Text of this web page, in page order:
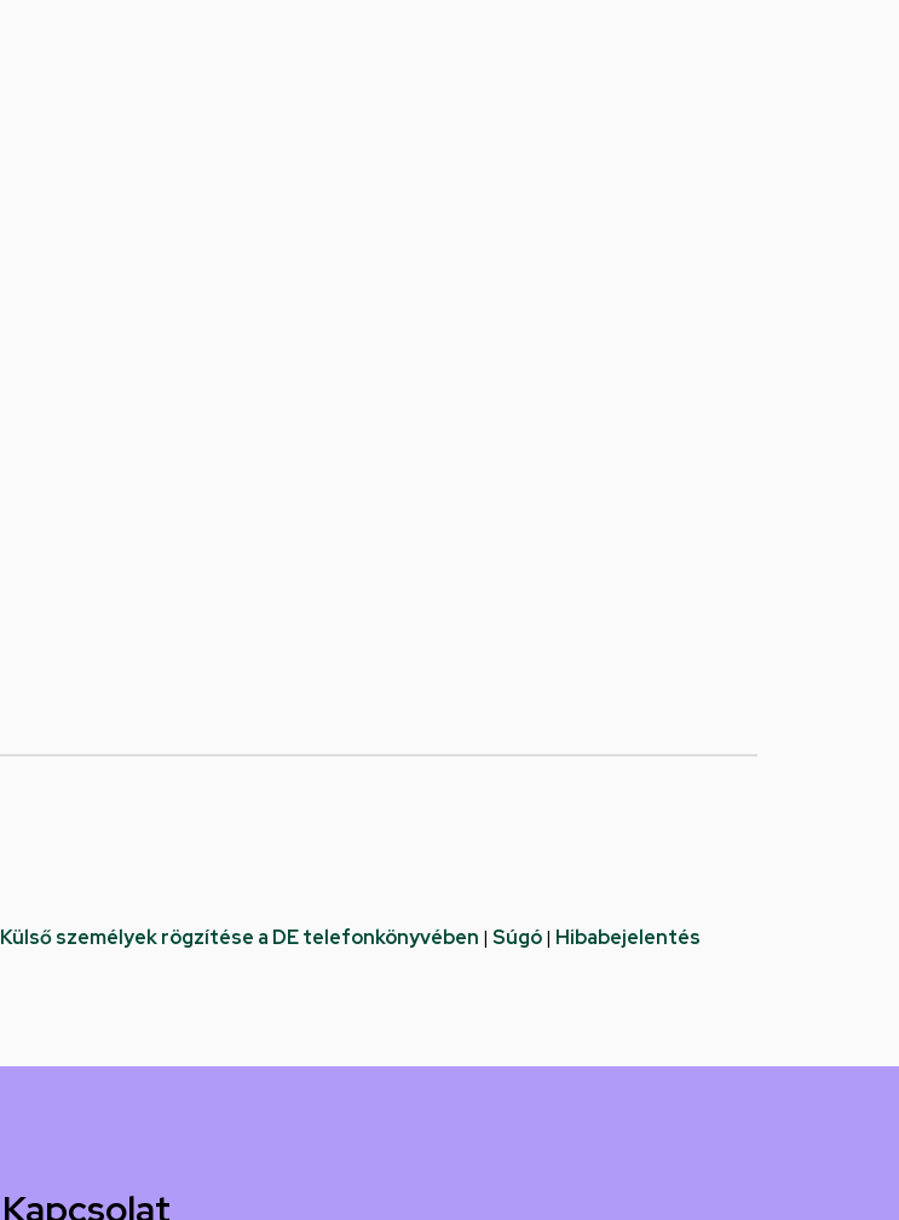
Külső személyek rögzítése a DE telefonkönyvében | Súgó| Hibabejelentés
Kapcsolat